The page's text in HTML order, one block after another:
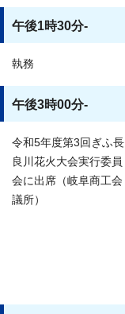
午後1時30分-
執務
午後3時00分-
令和5年度第3回ぎふ長
良川花火大会実行委員
会に出席（岐阜商工会
議所）